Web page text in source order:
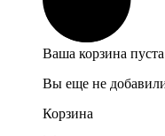
Ваша корзина пуста
Вы еще не
Корзина